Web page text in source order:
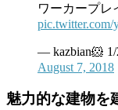
ワーカープレ
— kazbian🐹
August 7, 2018
魅力的な建物を